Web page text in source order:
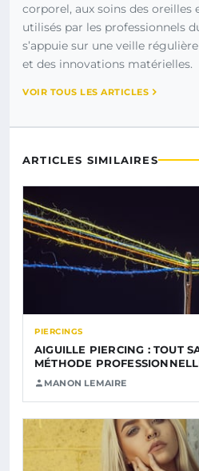
corporel, aux soins des oreilles
utilisés par les professionnels
s’appuie sur une veille
et des innovations matérielles.
VOIR TOUS LES ARTICLES
ARTICLES SIMILAIRES
PIERCINGS
AIGUILLE PIERCING : TOUT
MÉTHODE
MANON LEMAIRE